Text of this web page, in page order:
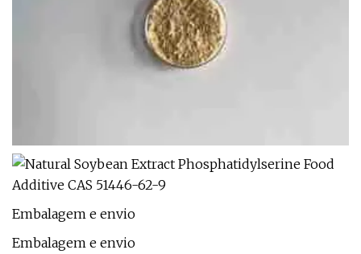
Embalagem e envio
Embalagem e envio